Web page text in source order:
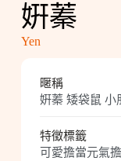
姸蓁
Yen
暱稱
姸蓁 矮袋鼠 小
特徵標籤
可愛擔當元氣